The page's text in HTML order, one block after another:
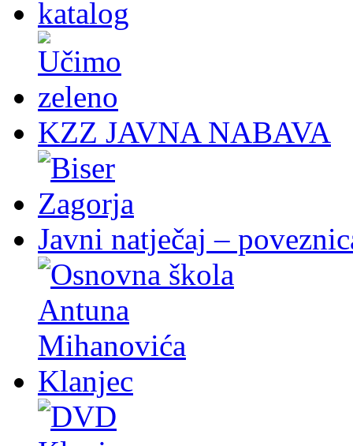
KZZ JAVNA NABAVA
Javni natječaj –